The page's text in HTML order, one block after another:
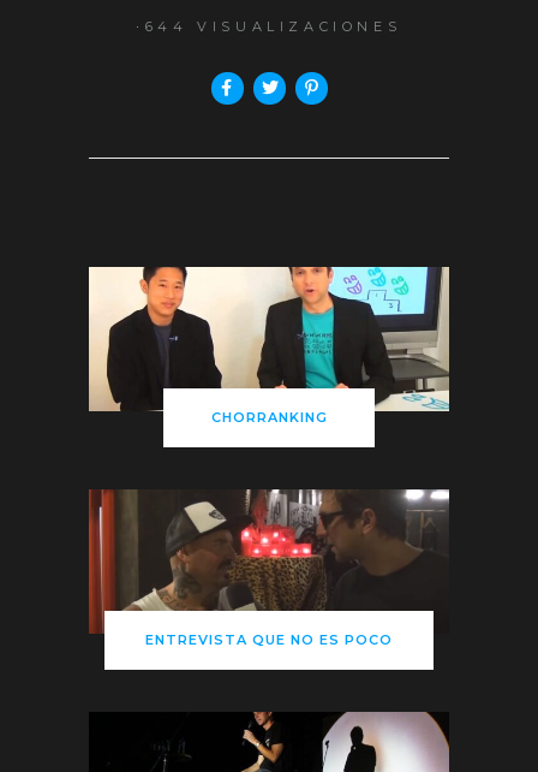
644 VISUALIZACIONES
CHORRANKING
ENTREVISTA QUE NO ES POCO